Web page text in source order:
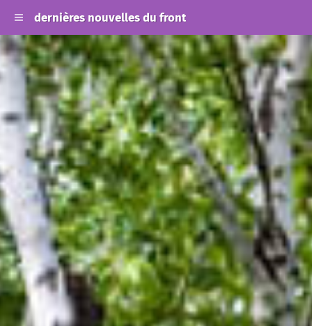
dernières nouvelles du front